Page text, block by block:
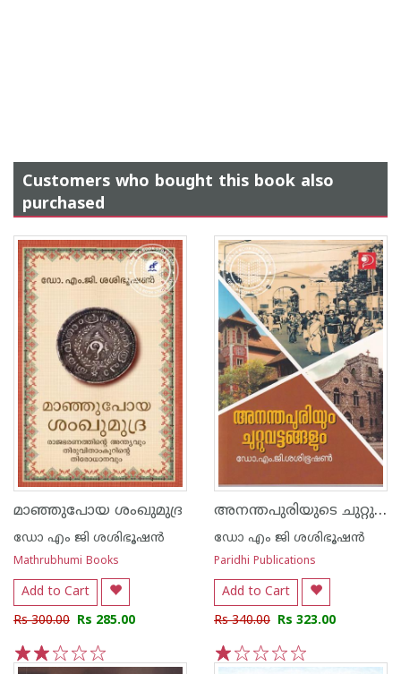
Customers who bought this book also
purchased
മാഞ്ഞുപോയ ശംഖുമുദ്ര
ഡോ എം ജി ശശിഭൂഷന്‍
Mathrubhumi Books
Add to Cart
Rs 300.00 Rs 285.00
5
4
3
2
1
അനന്തപുരിയുടെ ചുറ്റുവട്ടം
ഡോ എം ജി ശശിഭൂഷന്‍
Paridhi Publications
Add to Cart
Rs 340.00 Rs 323.00
5
3
2
1